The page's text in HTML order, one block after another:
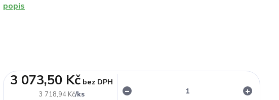
popis
3 718,94 Kč/ks
3 073,50 Kč bez DPH